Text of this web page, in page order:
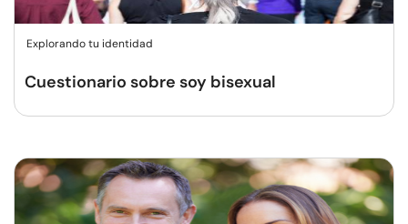
Explorando tu identidad
Cuestionario sobre soy bisexual